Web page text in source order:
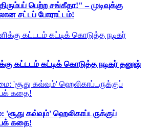
பெற்ற சங்கீதா!" – முடிவுக்கு
சட்டப் போராட்டம்!
கட்டடம் கட்டிக் கொடுத்த நடிகர் தனுஷ்
கவ்வும்' ஹெலிகாப்டருக்குப்
கதை!